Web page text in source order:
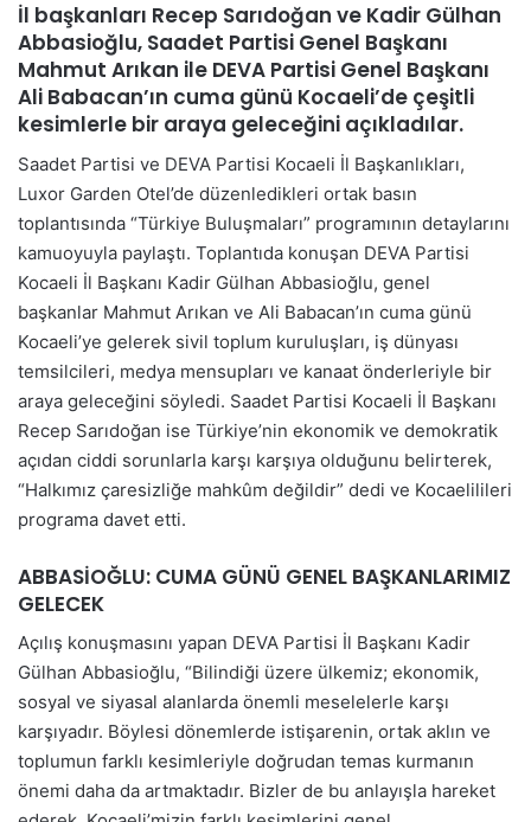
e
r
m
e
k
İl başkanları Recep Sarıdoğan ve Kadir Gülhan
Abbasioğlu, Saadet Partisi Genel Başkanı
Mahmut Arıkan ile DEVA Partisi Genel Başkanı
Ali Babacan’ın cuma günü Kocaeli’de çeşitli
kesimlerle bir araya geleceğini açıkladılar.
Saadet Partisi ve DEVA Partisi Kocaeli İl Başkanlıkları,
Luxor Garden Otel’de düzenledikleri ortak basın
toplantısında “Türkiye Buluşmaları” programının detaylarını
kamuoyuyla paylaştı. Toplantıda konuşan DEVA Partisi
Kocaeli İl Başkanı Kadir Gülhan Abbasioğlu, genel
başkanlar Mahmut Arıkan ve Ali Babacan’ın cuma günü
Kocaeli’ye gelerek sivil toplum kuruluşları, iş dünyası
temsilcileri, medya mensupları ve kanaat önderleriyle bir
araya geleceğini söyledi. Saadet Partisi Kocaeli İl Başkanı
Recep Sarıdoğan ise Türkiye’nin ekonomik ve demokratik
açıdan ciddi sorunlarla karşı karşıya olduğunu belirterek,
“Halkımız çaresizliğe mahkûm değildir” dedi ve Kocaelilileri
programa davet etti.
ABBASİOĞLU: CUMA GÜNÜ GENEL BAŞKANLARIMIZ
GELECEK
Açılış konuşmasını yapan DEVA Partisi İl Başkanı Kadir
Gülhan Abbasioğlu, “Bilindiği üzere ülkemiz; ekonomik,
sosyal ve siyasal alanlarda önemli meselelerle karşı
karşıyadır. Böylesi dönemlerde istişarenin, ortak aklın ve
toplumun farklı kesimleriyle doğrudan temas kurmanın
önemi daha da artmaktadır. Bizler de bu anlayışla hareket